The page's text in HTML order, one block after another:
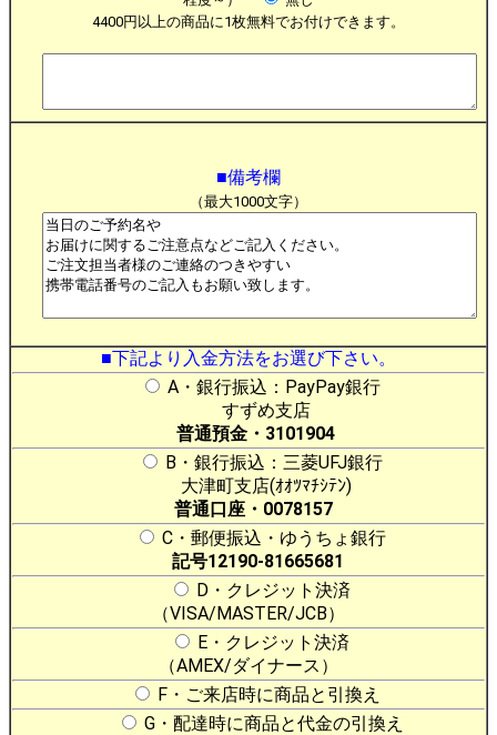
4400円以上の商品に1枚無料でお付けできます。
■備考欄
（最大1000文字）
■下記より入金方法をお選び下さい。
A・銀行振込：PayPay銀行
すずめ支店
普通預金・3101904
B・銀行振込：三菱UFJ銀行
大津町支店(ｵｵﾂﾏﾁｼﾃﾝ)
普通口座・0078157
C・郵便振込・ゆうちょ銀行
記号12190-81665681
D・クレジット決済
（VISA/MASTER/JCB）
E・クレジット決済
（AMEX/ダイナース）
F・ご来店時に商品と引換え
G・配達時に商品と代金の引換え